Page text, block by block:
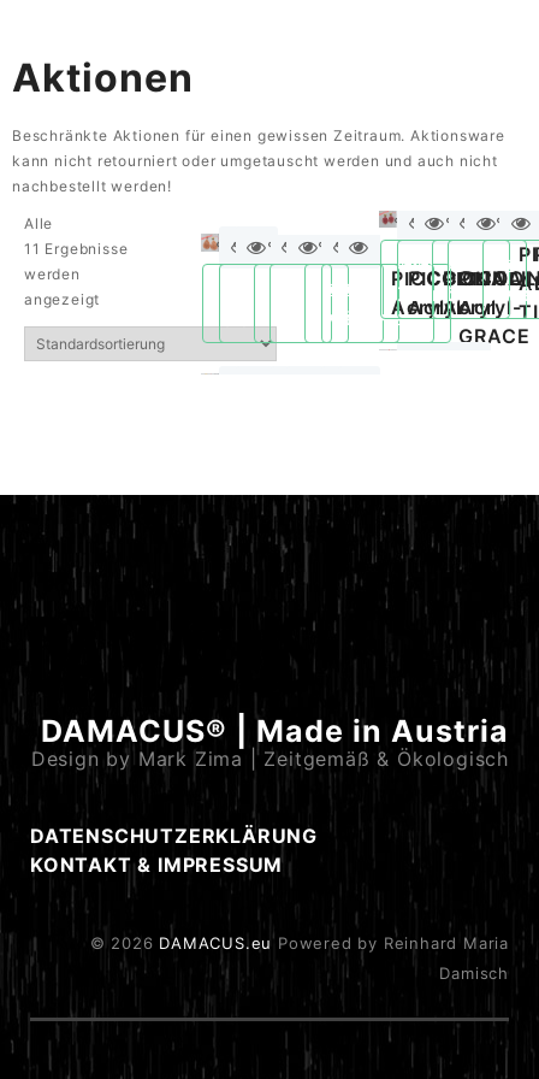
Aktionen
Beschränkte Aktionen für einen gewissen Zeitraum. Aktionsware
kann nicht retourniert oder umgetauscht werden und auch nicht
nachbestellt werden!
Alle
11 Ergebnisse
werden
angezeigt
PICCOLINA
Acryl
–
AVA
Quickview
PICCOLINA
Acryl
–
DIVA
Quickview
PICCOLINA
Acryl
–
GALA
Quickview
PICCOLINA
Acryl
–
LEIA
Quickview
Acryl
–
Quickview
Acryl-
GRACE
Quickview
Quickview
DAMACUS® | Made in Austria
Design by Mark Zima | Zeitgemäß & Ökologisch
DATENSCHUTZERKLÄRUNG
KONTAKT & IMPRESSUM
© 2026 DAMACUS.eu Powered by Reinhard Maria
Damisch